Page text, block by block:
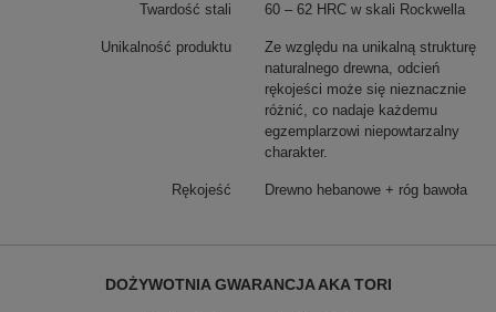
Twardość stali 60 – 62 HRC w skali Rockwella
Unikalność produktu
Ze względu na unikalną strukturę
naturalnego drewna, odcień
rękojeści może się nieznacznie
różnić, co nadaje każdemu
egzemplarzowi niepowtarzalny
charakter.
Rękojeść Drewno hebanowe + róg bawoła
DOŻYWOTNIA GWARANCJA AKA TORI